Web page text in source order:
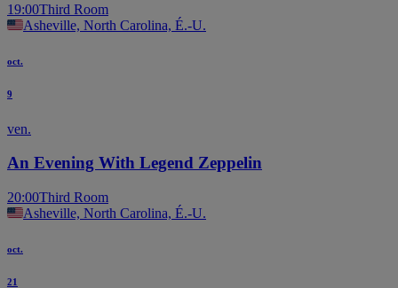
19:00Third Room
Asheville, North Carolina, É.-U.
oct.
9
ven.
An Evening With Legend Zeppelin
20:00Third Room
Asheville, North Carolina, É.-U.
oct.
21